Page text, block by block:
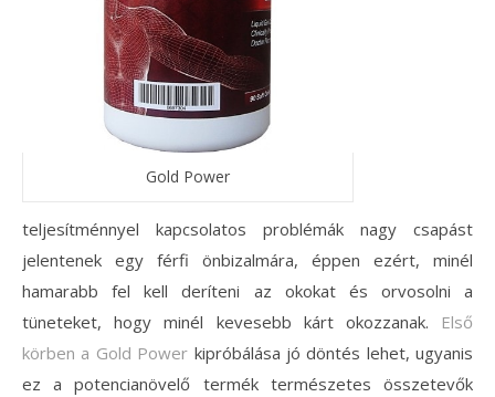
Gold Power
teljesítménnyel kapcsolatos problémák nagy csapást
jelentenek egy férfi önbizalmára, éppen ezért, minél
hamarabb fel kell deríteni az okokat és orvosolni a
tüneteket, hogy minél kevesebb kárt okozzanak. Első
körben a Gold Power kipróbálása jó döntés lehet, ugyanis
ez a potencianövelő termék természetes összetevők